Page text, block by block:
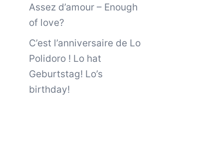
Assez d’amour – Enough
of love?
C’est l’anniversaire de Lo
Polidoro ! Lo hat
Geburtstag! Lo’s
birthday!